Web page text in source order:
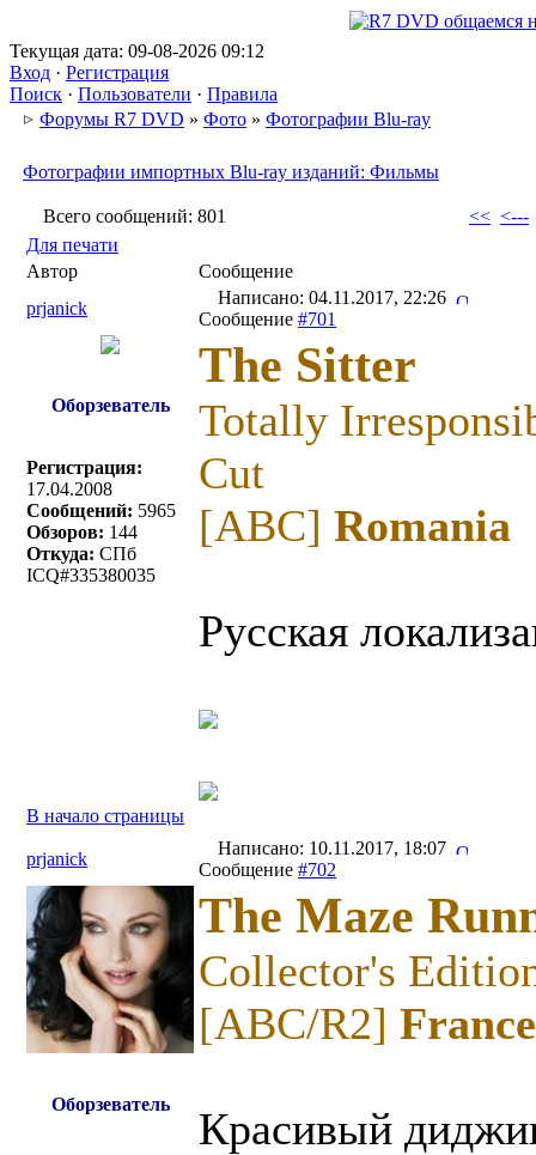
Текущая дата: 09-08-2026 09:12
Вход · Регистрация
Поиск · Пользователи · Правила
Форумы R7 DVD » Фото » Фотографии Blu-ray
Фотографии импортных Blu-ray изданий: Фильмы
Всего сообщений: 801 << <---
Для печати
Автор
Сообщение
prjanick
Написано: 04.11.2017, 22:26
Сообщение #701
Оборзеватель
Регистрация:
17.04.2008
Сообщений: 5965
Обзоров: 144
Откуда: СПб
ICQ#335380035
The Sitter
Totally
Cut
[ABC] Romania
Русская
В начало страницы
prjanick
Написано: 10.11.2017, 18:07
Сообщение #702
Оборзеватель
The Maze
Collector's
[ABC/R2] France
Красивый